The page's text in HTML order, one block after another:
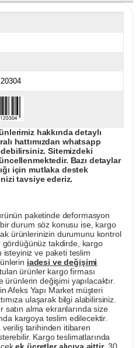
hakkında detaylı
hattımızdan whatsapp
Sitemizdeki
Bazı detaylar
için mutlaka destek
tavsiye ederiz.
paketinde deformasyon
durum söz konusu ise, kargo
ürünlerinizin durumunu kontrol
takdirde, kargo
isteyiniz ve paketi teslim
iadesi ve değişimi
ürünler kargo firması
ürünlerin değişimi yapılacaktır.
Afeks Yapı Market müşteri
ulaşarak bilgi alabilirsiniz.
alma ekranlarında size
kargoya teslim edilecektir.
tarihinden itibaren
Kargo teslimatlarında
ek ücretler alıcıya aittir. 30